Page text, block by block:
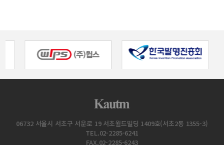
06732 서울시 서초구 서운로 19 서초월드빌딩 1409호(서초2동 1355-3)
TEL.02-2285-6241
FAX.02-2285-6243